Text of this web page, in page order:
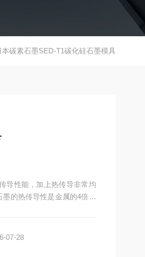
本碳素石墨SED-T1碳化硅石墨模具
导性能，加上热传导非常均
的热传导性是金属的4倍以
07-28